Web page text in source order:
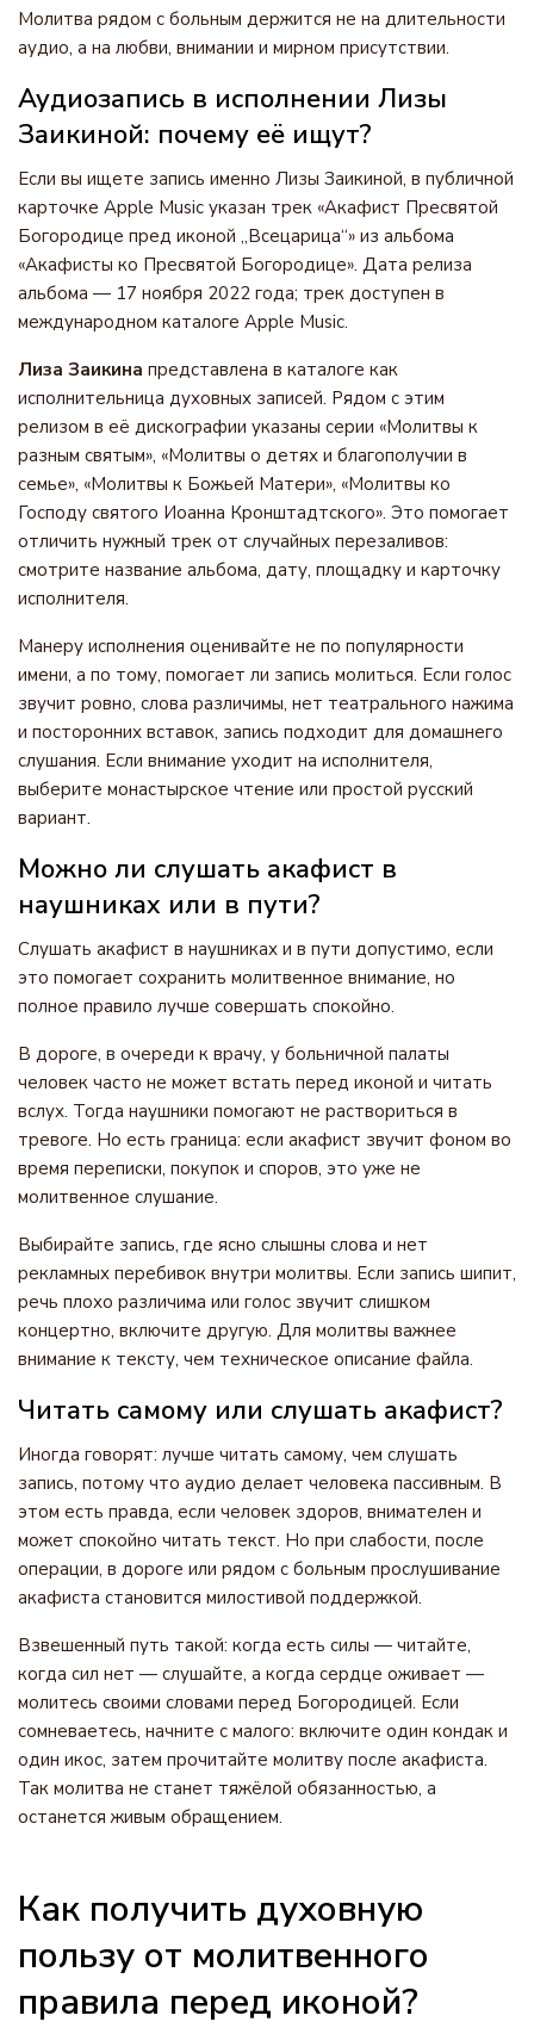
Молитва рядом с больным держится не на длительности
аудио, а на любви, внимании и мирном присутствии.
Аудиозапись в исполнении Лизы
Заикиной: почему её ищут?
Если вы ищете запись именно Лизы Заикиной, в публичной
карточке Apple Music указан трек «Акафист Пресвятой
Богородице пред иконой „Всецарица“» из альбома
«Акафисты ко Пресвятой Богородице». Дата релиза
альбома — 17 ноября 2022 года; трек доступен в
международном каталоге Apple Music.
Лиза Заикина представлена в каталоге как
исполнительница духовных записей. Рядом с этим
релизом в её дискографии указаны серии «Молитвы к
разным святым», «Молитвы о детях и благополучии в
семье», «Молитвы к Божьей Матери», «Молитвы ко
Господу святого Иоанна Кронштадтского». Это помогает
отличить нужный трек от случайных перезаливов:
смотрите название альбома, дату, площадку и карточку
исполнителя.
Манеру исполнения оценивайте не по популярности
имени, а по тому, помогает ли запись молиться. Если голос
звучит ровно, слова различимы, нет театрального нажима
и посторонних вставок, запись подходит для домашнего
слушания. Если внимание уходит на исполнителя,
выберите монастырское чтение или простой русский
вариант.
Можно ли слушать акафист в
наушниках или в пути?
Слушать акафист в наушниках и в пути допустимо, если
это помогает сохранить молитвенное внимание, но
полное правило лучше совершать спокойно.
В дороге, в очереди к врачу, у больничной палаты
человек часто не может встать перед иконой и читать
вслух. Тогда наушники помогают не раствориться в
тревоге. Но есть граница: если акафист звучит фоном во
время переписки, покупок и споров, это уже не
молитвенное слушание.
Выбирайте запись, где ясно слышны слова и нет
рекламных перебивок внутри молитвы. Если запись шипит,
речь плохо различима или голос звучит слишком
концертно, включите другую. Для молитвы важнее
внимание к тексту, чем техническое описание файла.
Читать самому или слушать акафист?
Иногда говорят: лучше читать самому, чем слушать
запись, потому что аудио делает человека пассивным. В
этом есть правда, если человек здоров, внимателен и
может спокойно читать текст. Но при слабости, после
операции, в дороге или рядом с больным прослушивание
акафиста становится милостивой поддержкой.
Взвешенный путь такой: когда есть силы — читайте,
когда сил нет — слушайте, а когда сердце оживает —
молитесь своими словами перед Богородицей. Если
сомневаетесь, начните с малого: включите один кондак и
один икос, затем прочитайте молитву после акафиста.
Так молитва не станет тяжёлой обязанностью, а
останется живым обращением.
Как получить духовную
пользу от молитвенного
правила перед иконой?